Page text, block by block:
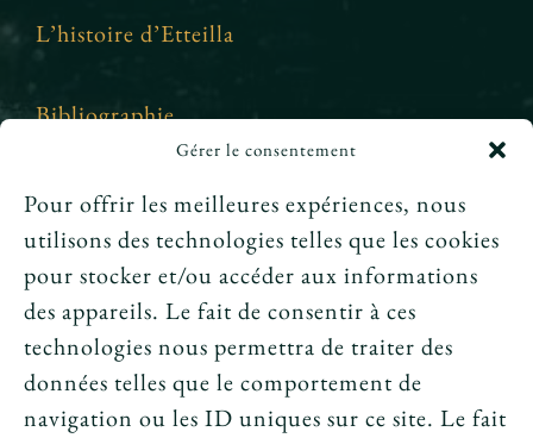
Gérer le consentement
Pour offrir les meilleures expériences, nous
utilisons des technologies telles que les cookies
pour stocker et/ou accéder aux informations
des appareils. Le fait de consentir à ces
technologies nous permettra de traiter des
données telles que le comportement de
navigation ou les ID uniques sur ce site. Le fait
L’histoire d’Etteilla
Bibliographie
Crédits et mentions légales
Le tarot peut-il annoncer une rencontre
amoureuse ?
Peut-on prouver que le tarot fonctionne ?